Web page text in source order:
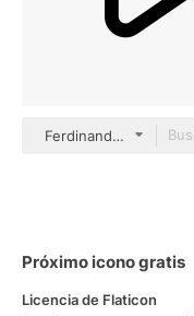
Ferdinand Basic
Próximo icono gratis
Licencia de Flaticon